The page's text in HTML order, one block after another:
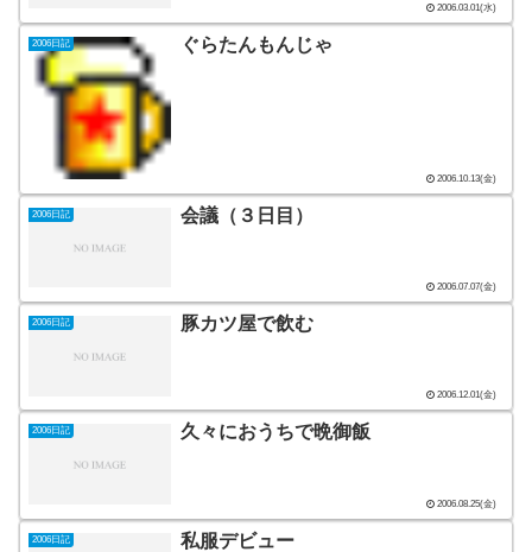
2006.03.01(水)
2006日記 ぐらたんもんじゃ
2006.10.13(金)
2006日記 会議（３日目）
2006.07.07(金)
2006日記 豚カツ屋で飲む
2006.12.01(金)
2006日記 久々におうちで晩御飯
2006.08.25(金)
2006日記 私服デビュー